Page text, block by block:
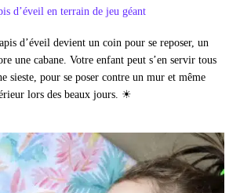
d’éveil en terrain de jeu géant
d’éveil devient un coin pour se reposer, un
une cabane. Votre enfant peut s’en servir tous
sieste, pour se poser contre un mur et même
lors des beaux jours. ☀